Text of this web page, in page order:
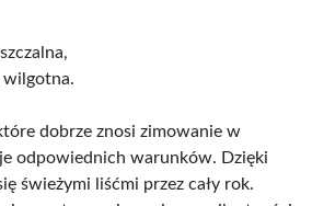
wilgotna.
dobrze znosi zimowanie w
odpowiednich warunków. Dzięki
świeżymi liśćmi przez cały rok.